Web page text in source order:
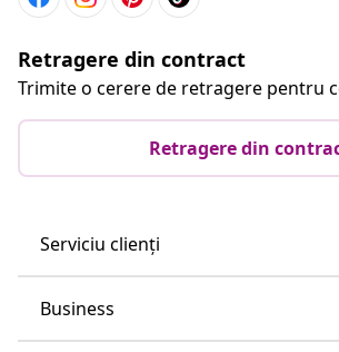
Retragere din contract
Trimite o cerere de retragere pentru
Retragere din
Serviciu clienți
Business